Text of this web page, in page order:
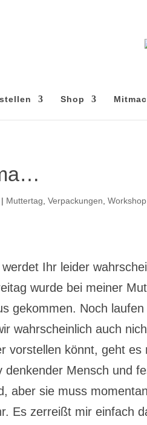
Shop
| Muttertag ,Verpackungen ,Workshop
Ihr leider
wurde bei meiner
gekommen. Noch
wahrscheinlich auch
vorstellen könnt, geht
denkender Mensch und
aber sie muss
Es zerreißt mir einfach